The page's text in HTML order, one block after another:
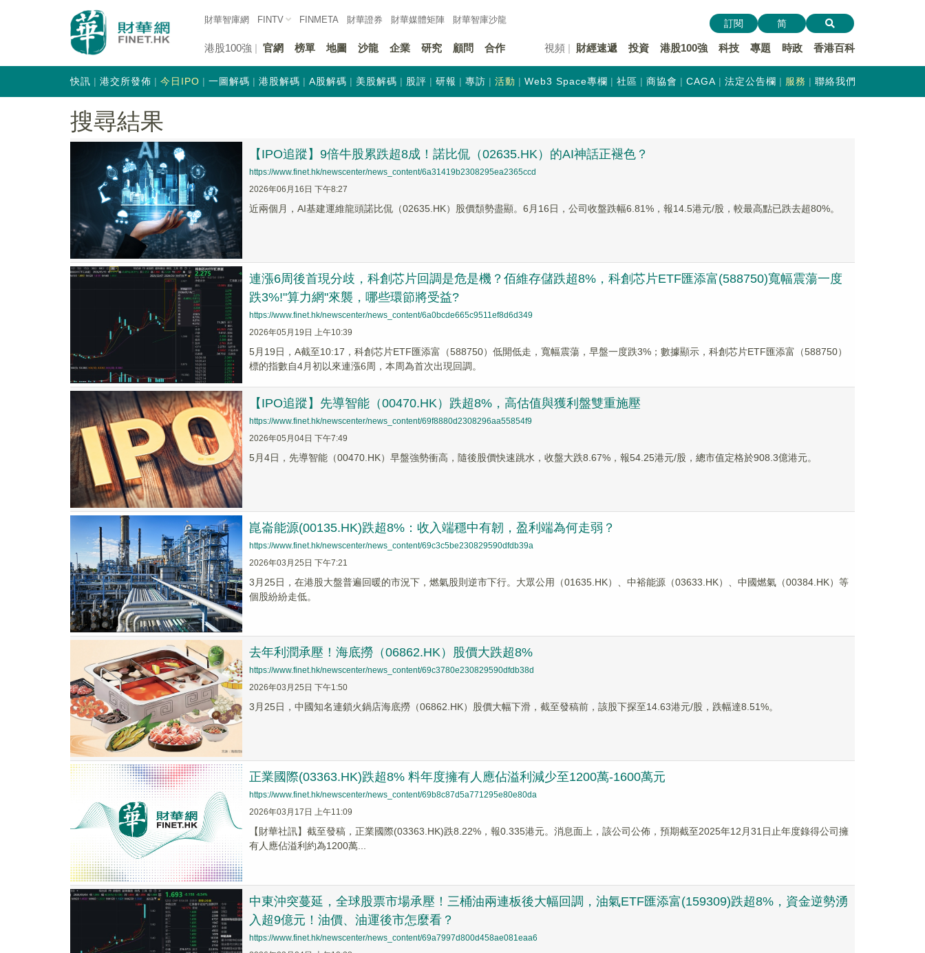
財華智庫網 FINTV FINMETA 財華證券 財華媒體矩陣 財華智庫沙龍
港股100強 官網 榜單 地圖 沙龍 企業 研究 顧問 合作 視頻 財經速遞 投資 港股100強 科技 專題 時政 香港百科
訂閱 简
快訊 港交所發佈 今日IPO 一圖解碼 港股解碼 A股解碼 美股解碼 股評 研報 專訪 活動 Web3 Space專欄 社區 商協會 CAGA 法定公告欄 服務 聯絡我們
搜尋結果
【IPO追蹤】9倍牛股累跌超8成！諾比侃（02635.HK）的AI神話正褪色？
https://www.finet.hk/newscenter/news_content/6a31419b2308295ea2365ccd
2026年06月16日 下午8:27
近兩個月，AI基建運維龍頭諾比侃（02635.HK）股價頹勢盡顯。6月16日，公司收盤跌幅6.81%，報14.5港元/股，較最高點已跌去超80%。
連漲6周後首現分歧，科創芯片回調是危是機？佰維存儲跌超8%，科創芯片ETF匯添富(588750)寬幅震蕩一度
跌3%!"算力網"來襲，哪些環節將受益?
https://www.finet.hk/newscenter/news_content/6a0bcde665c9511ef8d6d349
2026年05月19日 上午10:39
5月19日，A截至10:17，科創芯片ETF匯添富（588750）低開低走，寬幅震蕩，早盤一度跌3%；數據顯示，科創芯片ETF匯添富（588750）
標的指數自4月初以來連漲6周，本周為首次出現回調。
【IPO追蹤】先導智能（00470.HK）跌超8%，高估值與獲利盤雙重施壓
https://www.finet.hk/newscenter/news_content/69f8880d2308296aa55854f9
2026年05月04日 下午7:49
5月4日，先導智能（00470.HK）早盤強勢衝高，隨後股價快速跳水，收盤大跌8.67%，報54.25港元/股，總市值定格於908.3億港元。
崑崙能源(00135.HK)跌超8%：收入端穩中有韌，盈利端為何走弱？
https://www.finet.hk/newscenter/news_content/69c3c5be230829590dfdb39a
2026年03月25日 下午7:21
3月25日，在港股大盤普遍回暖的市況下，燃氣股則逆市下行。大眾公用（01635.HK）、中裕能源（03633.HK）、中國燃氣（00384.HK）等
個股紛紛走低。
去年利潤承壓！海底撈（06862.HK）股價大跌超8%
https://www.finet.hk/newscenter/news_content/69c3780e230829590dfdb38d
2026年03月25日 下午1:50
3月25日，中國知名連鎖火鍋店海底撈（06862.HK）股價大幅下滑，截至發稿前，該股下探至14.63港元/股，跌幅達8.51%。
正業國際(03363.HK)跌超8% 料年度擁有人應佔溢利減少至1200萬-1600萬元
https://www.finet.hk/newscenter/news_content/69b8c87d5a771295e80e80da
2026年03月17日 上午11:09
​【財華社訊】截至發稿，正業國際(03363.HK)跌8.22%，報0.335港元。消息面上，該公司公佈，預期截至2025年12月31日止年度錄得公司擁
有人應佔溢利約為1200萬...
中東沖突蔓延，全球股票市場承壓！三桶油兩連板後大幅回調，油氣ETF匯添富(159309)跌超8%，資金逆勢湧
入超9億元！油價、油運後市怎麼看？
https://www.finet.hk/newscenter/news_content/69a7997d800d458ae081eaa6